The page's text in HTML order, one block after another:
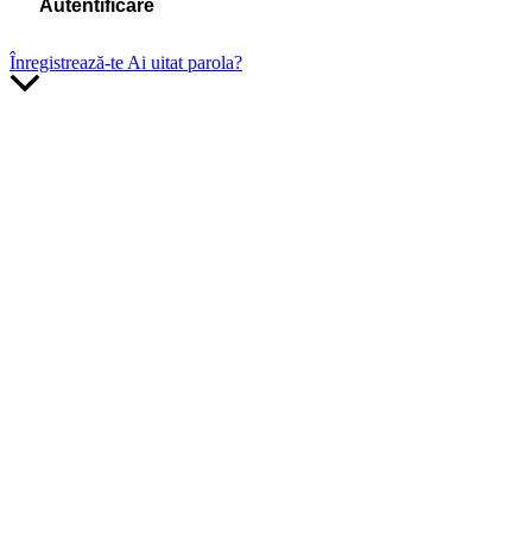
Înregistrează-te Ai uitat parola?